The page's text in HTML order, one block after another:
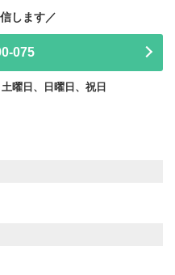
075
曜日、日曜日、祝日